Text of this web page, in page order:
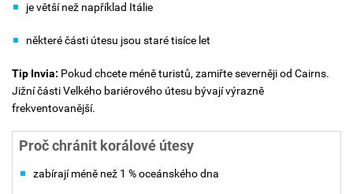
je větší než například Itálie
některé části útesu jsou staré tisíce let
Tip Invia: Pokud chcete méně turistů, zamiřte severněji od Cairns.
Jižní části Velkého bariérového útesu bývají výrazně
frekventovanější.
Proč chránit korálové útesy
zabírají méně než 1 % oceánského dna